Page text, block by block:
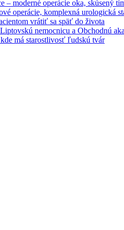
– moderné operácie oka, skúsený
operácie, komplexná urologická
vrátiť sa späť do života
nemocnicu a Obchodnú
má starostlivosť ľudskú tvár